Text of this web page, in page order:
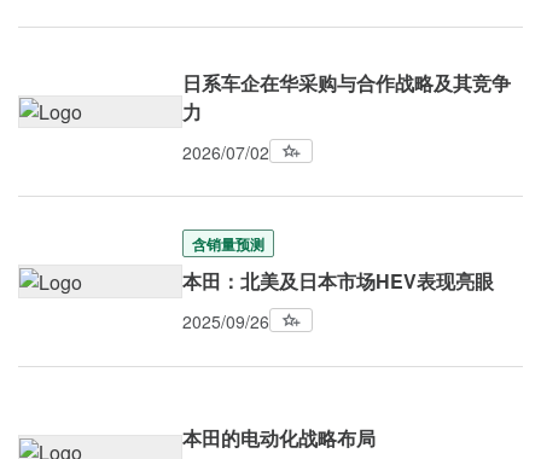
日系车企在华采购与合作战略及其竞争
力
2026/07/02
含销量预测
本田：北美及日本市场HEV表现亮眼
2025/09/26
本田的电动化战略布局